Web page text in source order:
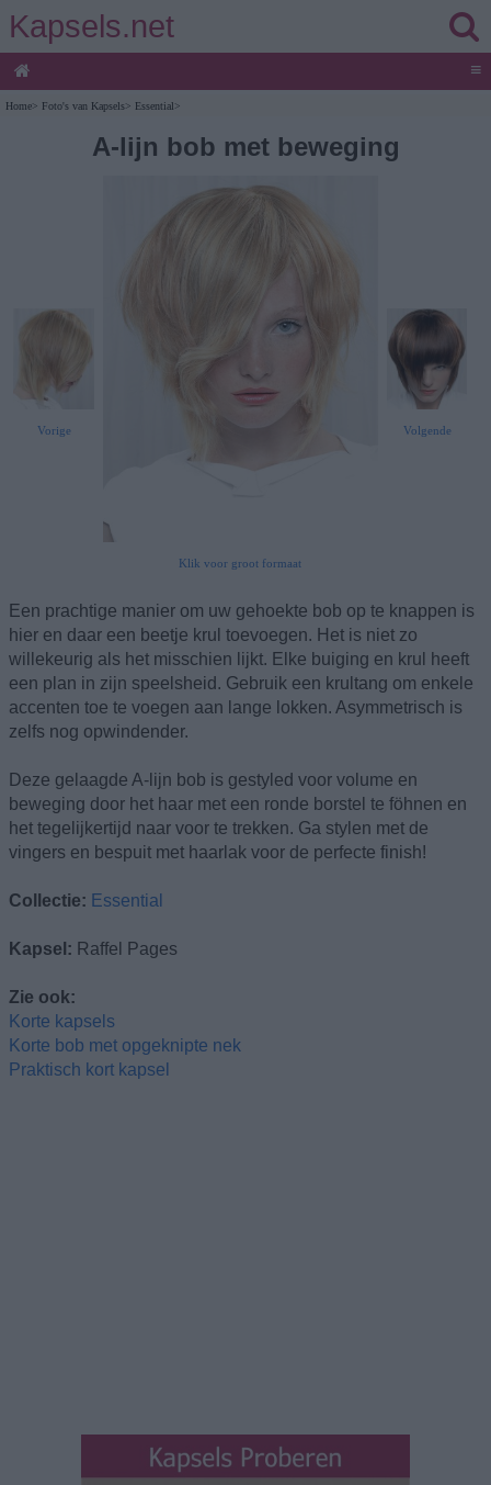
Kapsels.net
≡
Home> Foto's van Kapsels> Essential>
A-lijn bob met beweging
Vorige
Klik voor groot formaat
Volgende
Een prachtige manier om uw gehoekte bob op te knappen is
hier en daar een beetje krul toevoegen. Het is niet zo
willekeurig als het misschien lijkt. Elke buiging en krul heeft
een plan in zijn speelsheid. Gebruik een krultang om enkele
accenten toe te voegen aan lange lokken. Asymmetrisch is
zelfs nog opwindender.
Deze gelaagde A-lijn bob is gestyled voor volume en
beweging door het haar met een ronde borstel te föhnen en
het tegelijkertijd naar voor te trekken. Ga stylen met de
vingers en bespuit met haarlak voor de perfecte finish!
Collectie: Essential
Kapsel: Raffel Pages
Zie ook:
Korte kapsels
Korte bob met opgeknipte nek
Praktisch kort kapsel